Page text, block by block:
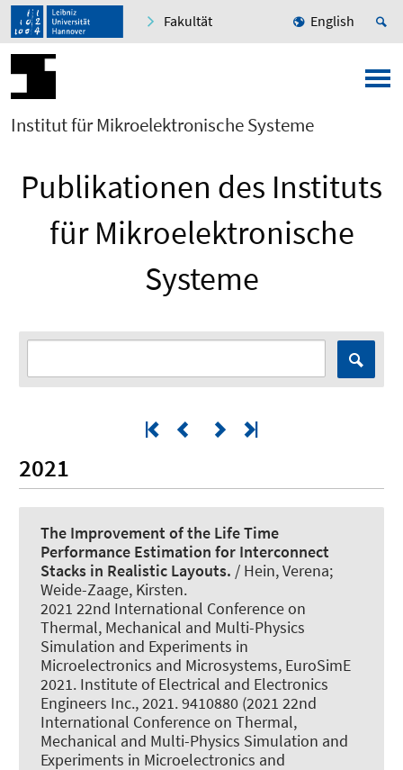
Fakultät English
Institut für Mikroelektronische Systeme
Publikationen des Instituts
für Mikroelektronische
Systeme
2021
The Improvement of the Life Time
Performance Estimation for Interconnect
Stacks in Realistic Layouts. / Hein, Verena;
Weide-Zaage, Kirsten.
2021 22nd International Conference on
Thermal, Mechanical and Multi-Physics
Simulation and Experiments in
Microelectronics and Microsystems, EuroSimE
2021. Institute of Electrical and Electronics
Engineers Inc., 2021. 9410880 (2021 22nd
International Conference on Thermal,
Mechanical and Multi-Physics Simulation and
Experiments in Microelectronics and